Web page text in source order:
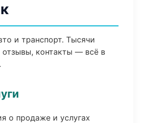
и транспорт. Тысячи
отзывы, контакты — всё в
о продаже и услугах